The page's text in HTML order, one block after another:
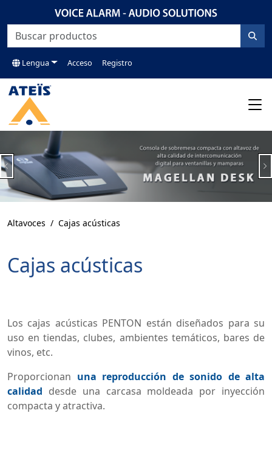
Lengua Acceso Registro
Previous
Altavoces Cajas acústicas
Cajas acústicas
Los cajas acústicas PENTON están diseñados para su
uso en tiendas, clubes, ambientes temáticos, bares de
vinos, etc.
Proporcionan una reproducción de sonido de alta
calidad desde una carcasa moldeada por inyección
compacta y atractiva.